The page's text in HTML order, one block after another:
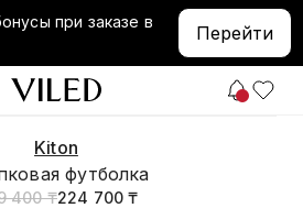
при заказе в
Перейти
Kiton
футболка
400 ₸224 700 ₸